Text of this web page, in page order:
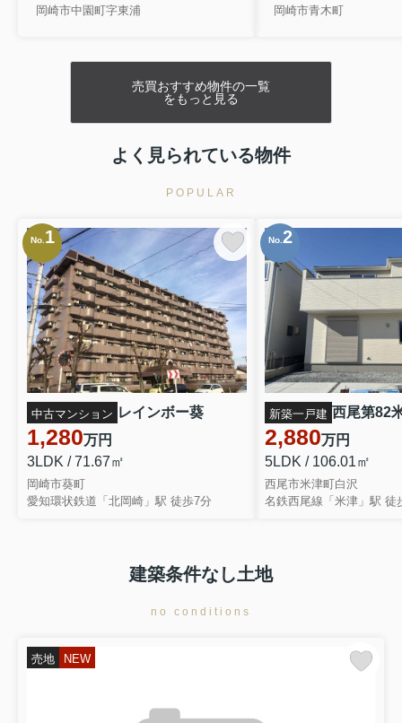
3550万円
3280万円
物件詳細へ
豊田市新町 全2棟・1号棟
3933万円
物件詳細へ
豊田市新町 全2棟・2号棟
3733万円
物件詳細へ
豊田市市木町 全2棟・2号棟
3677万円
物件詳細へ
豊田市高美町4丁目 全2棟・1号棟
碧南市福清水町第1 全3棟・1号棟
碧南第67棚尾本町 全3棟・3号棟
岡崎市中園町字東浦 岡崎市青木町
売買おすすめ物件の一覧
をもっと見る
よく見られている物件
POPULAR
No. 1
中古マンション レインボー葵
1,280万円
3LDK / 71.67㎡
岡崎市葵町
愛知環状鉄道「北岡崎」駅 徒歩7分
No. 2
新築一戸建
2,880万円
5LDK / 106.01㎡
西尾市米津町白沢
名鉄西尾線「米津」駅 徒
建築条件なし土地
no conditions
売地 NEW